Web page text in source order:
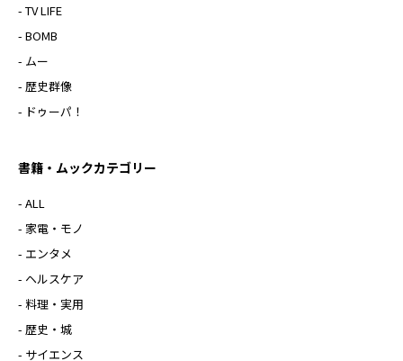
- TV LIFE
- BOMB
- ムー
- 歴史群像
- ドゥーパ！
書籍・ムックカテゴリー
- ALL
- 家電・モノ
- エンタメ
- ヘルスケア
- 料理・実用
- 歴史・城
- サイエンス